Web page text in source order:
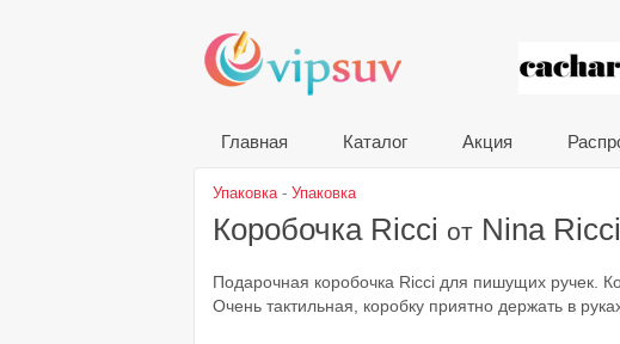
VIP
Главная Каталог Акция
Упаковка- Упаковка
Коробочка Ricci от Nina Ricci
Подарочная коробочка Ricci для пишущих ручек.
Очень тактильная, коробку приятно держать в